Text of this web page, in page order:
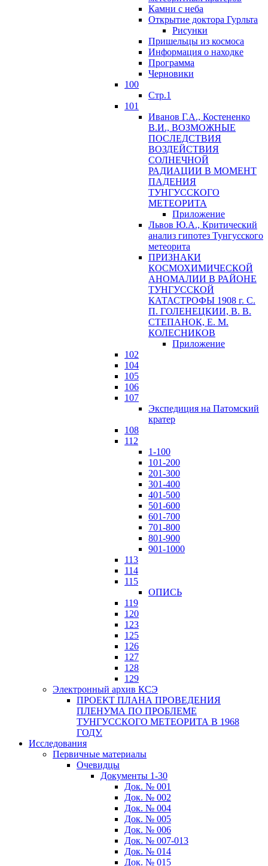
Камни с неба
Открытие доктора Гурльта
Рисунки
Пришельцы из космоса
Информация о находке
Программа
Черновики
100
Стр.1
101
Иванов Г.А., Костененко
В.И., ВОЗМОЖНЫЕ
ПОСЛЕДСТВИЯ
ВОЗДЕЙСТВИЯ
СОЛНЕЧНОЙ
РАДИАЦИИ В МОМЕНТ
ПАДЕНИЯ
ТУНГУССКОГО
MЕТЕОРИТА
Приложение
Львов Ю.A., Критический
анализ гипотез Тунгусского
метеорита
ПРИЗНАКИ
КОСМОХИМИЧЕСКОЙ
АНОМАЛИИ В РАЙОНЕ
ТУНГУССКОЙ
КАТАСТРОФЫ 1908 г. С.
П. ГОЛЕНЕЦКИИ, В. В.
СТЕПАНОК, Е. М.
КОЛЕСНИКОВ
Приложение
102
104
105
106
107
Экспедиция на Патомский
кратер
108
112
1-100
101-200
201-300
301-400
401-500
501-600
601-700
701-800
801-900
901-1000
113
114
115
ОПИСЬ
119
120
123
125
126
127
128
129
Электронный архив КСЭ
ПРОЕКТ ПЛАНА ПРОВЕДЕНИЯ
ПЛЕНУМА ПО ПРОБЛЕМЕ
ТУНГУССКОГО МЕТЕОРИТА В 1968
ГОДУ.
Исследования
Первичные материалы
Очевидцы
Документы 1-30
Док. № 001
Док. № 002
Док. № 004
Док. № 005
Док. № 006
Док. № 007-013
Док. № 014
Док. № 015